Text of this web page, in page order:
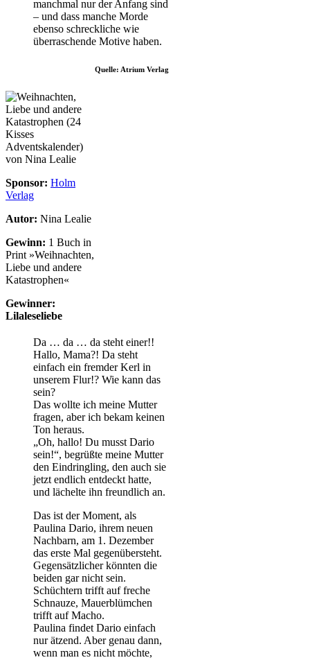
manchmal nur der Anfang sind
– und dass manche Morde
ebenso schreckliche wie
überraschende Motive haben.
Quelle: Atrium Verlag
Sponsor: Holm
Verlag
Autor: Nina Lealie
Gewinn: 1 Buch in
Print »Weihnachten,
Liebe und andere
Katastrophen«
Gewinner:
Lilaleseliebe
Da … da … da steht einer!!
Hallo, Mama?! Da steht
einfach ein fremder Kerl in
unserem Flur!? Wie kann das
sein?
Das wollte ich meine Mutter
fragen, aber ich bekam keinen
Ton heraus.
„Oh, hallo! Du musst Dario
sein!“, begrüßte meine Mutter
den Eindringling, den auch sie
jetzt endlich entdeckt hatte,
und lächelte ihn freundlich an.
Das ist der Moment, als
Paulina Dario, ihrem neuen
Nachbarn, am 1. Dezember
das erste Mal gegenübersteht.
Gegensätzlicher könnten die
beiden gar nicht sein.
Schüchtern trifft auf freche
Schnauze, Mauerblümchen
trifft auf Macho.
Paulina findet Dario einfach
nur ätzend. Aber genau dann,
wenn man es nicht möchte,